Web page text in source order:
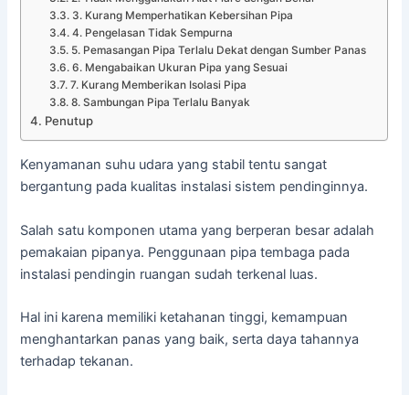
3. Kurang Memperhatikan Kebersihan Pipa
4. Pengelasan Tidak Sempurna
5. Pemasangan Pipa Terlalu Dekat dengan Sumber Panas
6. Mengabaikan Ukuran Pipa yang Sesuai
7. Kurang Memberikan Isolasi Pipa
8. Sambungan Pipa Terlalu Banyak
Penutup
Kenyamanan suhu udara yang stabil tentu sangat
bergantung pada kualitas instalasi sistem pendinginnya.
Salah satu komponen utama yang berperan besar adalah
pemakaian pipanya. Penggunaan pipa tembaga pada
instalasi pendingin ruangan sudah terkenal luas.
Hal ini karena memiliki ketahanan tinggi, kemampuan
menghantarkan panas yang baik, serta daya tahannya
terhadap tekanan.